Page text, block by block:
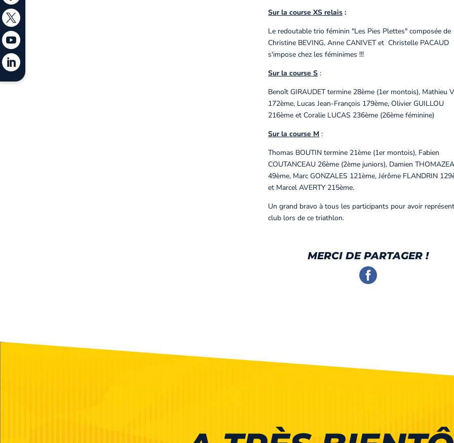
Sur la course XS relais :
Le redoutable trio féminin "Les Pies Plettes" composée de
Christine BEVING, Anne CANIVET et Christelle PACAUD
s'impose chez les féminimes !!!
Sur la course S :
Benoît GIRAUDET termine 28ème (1er montois), Mathieu
172ème, Lucas Jean-François 179ème, Olivier GUILLOU
216ème et Coralie LUCAS 236ème (26ème féminine)
Sur la course M :
Thomas BOUTIN termine 21ème (1er montois), Fabien
COUTANCEAU 26ème (2ème juniors), Damien
49ème, Marc GONZALES 121ème, Jérôme FLANDRIN
et Marcel AVERTY 215ème.
Un grand bravo à tous les participants pour avoir
club lors de ce triathlon.
MERCI DE PARTAGER !